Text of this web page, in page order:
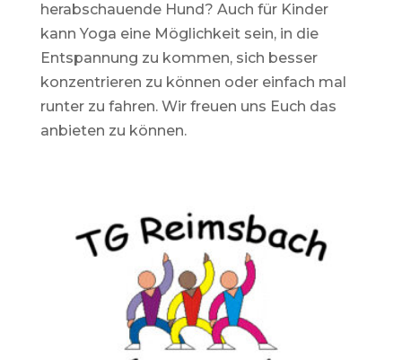
herabschauende Hund? Auch für Kinder
kann Yoga eine Möglichkeit sein, in die
Entspannung zu kommen, sich besser
konzentrieren zu können oder einfach mal
runter zu fahren. Wir freuen uns Euch das
anbieten zu können.